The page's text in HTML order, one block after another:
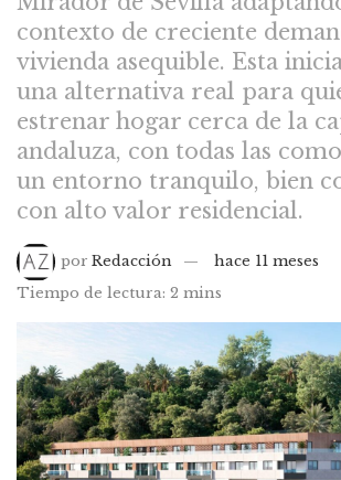
contexto de creciente
vivienda asequible. Esta
una alternativa real para
estrenar hogar cerca de la
andaluza, con todas las
un entorno tranquilo, bien
con alto valor residencial.
por Redacción
hace 11 meses
Tiempo de lectura: 2 mins